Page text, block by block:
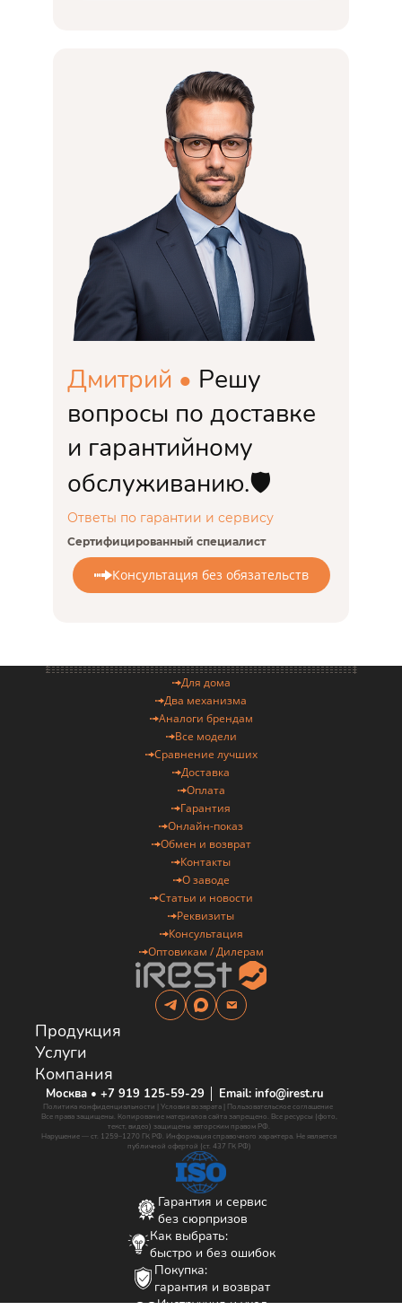
Дмитрий • Решу
вопросы по доставке
и гарантийному
обслуживанию.🛡️
Ответы по гарантии и сервису
Сертифицированный специалист
Консультация без обязательств
Для дома
Два механизма
Аналоги брендам
Все модели
Сравнение лучших
Доставка
Оплата
Гарантия
Онлайн-показ
Обмен и возврат
Контакты
О заводе
Статьи и новости
Реквизиты
Консультация
Оптовикам / Дилерам
Продукция
Услуги
Компания
Москва • +7 919 125-59-29 │ Email: info@irest.ru
Политика конфиденциальности | Условия возврата | Пользовательское соглашение
Все права защищены. Копирование материалов сайта запрещено. Все ресурсы (фото,
текст, видео) защищены авторским правом РФ.
Нарушение — ст. 1259–1270 ГК РФ. Информация справочного характера. Не является
публичной офертой (ст. 437 ГК РФ)
Гарантия и сервис
без сюрпризов
Как выбрать:
быстро и без ошибок
Покупка:
гарантия и возврат
Инструкция и уход